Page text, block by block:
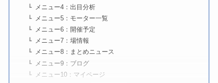
メニュー4：出目分析
メニュー5：モーター一覧
メニュー6：開催予定
メニュー7：場情報
メニュー8：まとめニュース
メニュー9：ブログ
メニュー10：マイページ